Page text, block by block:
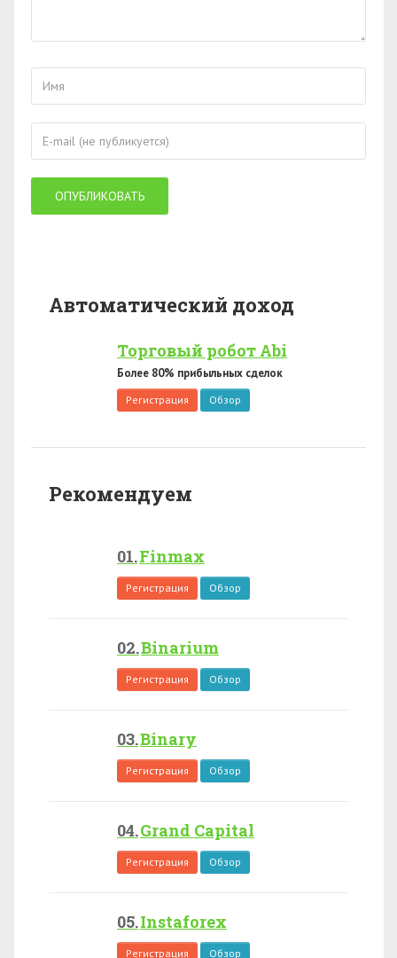
Автоматический доход
Торговый робот Abi
Более 80% прибыльных сделок
Регистрация Обзор
Рекомендуем
Finmax
Регистрация Обзор
Binarium
Регистрация Обзор
Binary
Регистрация Обзор
Grand Capital
Регистрация Обзор
Instaforex
Регистрация Обзор